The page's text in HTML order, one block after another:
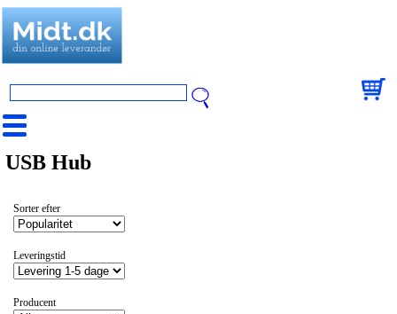
USB Hub
Sorter efter
Leveringstid
Producent